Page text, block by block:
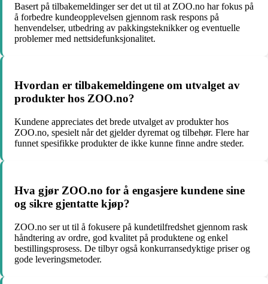
Basert på tilbakemeldinger ser det ut til at ZOO.no har fokus på
å forbedre kundeopplevelsen gjennom rask respons på
henvendelser, utbedring av pakkingsteknikker og eventuelle
problemer med nettsidefunksjonalitet.
Hvordan er tilbakemeldingene om utvalget av
produkter hos ZOO.no?
Kundene appreciates det brede utvalget av produkter hos
ZOO.no, spesielt når det gjelder dyremat og tilbehør. Flere har
funnet spesifikke produkter de ikke kunne finne andre steder.
Hva gjør ZOO.no for å engasjere kundene sine
og sikre gjentatte kjøp?
ZOO.no ser ut til å fokusere på kundetilfredshet gjennom rask
håndtering av ordre, god kvalitet på produktene og enkel
bestillingsprosess. De tilbyr også konkurransedyktige priser og
gode leveringsmetoder.